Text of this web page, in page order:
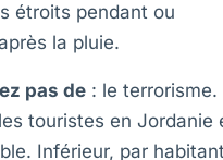
étroits pendant ou
la pluie.
pas de : le terrorisme.
touristes en Jordanie
Inférieur, par